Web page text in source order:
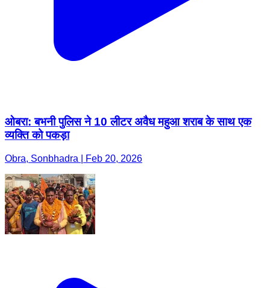
ओबरा: बभनी पुलिस ने 10 लीटर अवैध महुआ शराब के साथ एक
व्यक्ति को पकड़ा
Obra, Sonbhadra | Feb 20, 2026